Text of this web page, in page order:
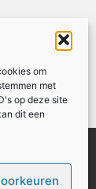
om
met
op deze site
dit een